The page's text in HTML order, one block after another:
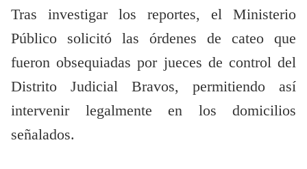
Tras investigar los reportes, el Ministerio
Público solicitó las órdenes de cateo que
fueron obsequiadas por jueces de control del
Distrito Judicial Bravos, permitiendo así
intervenir legalmente en los domicilios
señalados.